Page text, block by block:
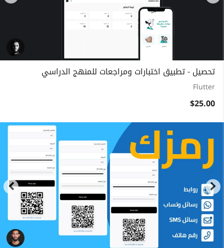
تحصيل - تطبيق اختبارات ومراجعات للمنهج الدراسي
Flutter
$25.00